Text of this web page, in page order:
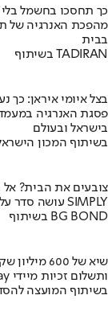
כך תחסכו בחשמל בלי
מהפכת האנרגיה של
בבית
בשיתוף TADIRAN
בצל איומי איראן: כך
פסגת האנרגיה
בישראל ובעולם
בשיתוף המכון
צובעים את הבית?
מומחה BG BOND עושה סדר על המדפים ומציג את מותג הצבע SIMPLY
בשיתוף BG BOND
שיא של 600 מיליון שקל: הטוטו עושה מהפיכה
יחסי הימור משופרים, הפקדות ב-Apple Pay ותשלום זכיות מיידי
בשיתוף המועצה